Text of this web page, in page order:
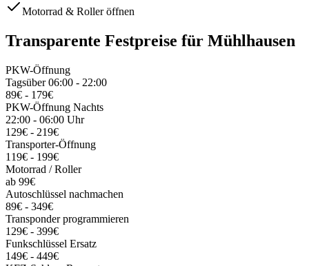
Motorrad & Roller öffnen
Transparente Festpreise für Mühlhausen
PKW-Öffnung
Tagsüber 06:00 - 22:00
89€ - 179€
PKW-Öffnung Nachts
22:00 - 06:00 Uhr
129€ - 219€
Transporter-Öffnung
119€ - 199€
Motorrad / Roller
ab 99€
Autoschlüssel nachmachen
89€ - 349€
Transponder programmieren
129€ - 399€
Funkschlüssel Ersatz
149€ - 449€